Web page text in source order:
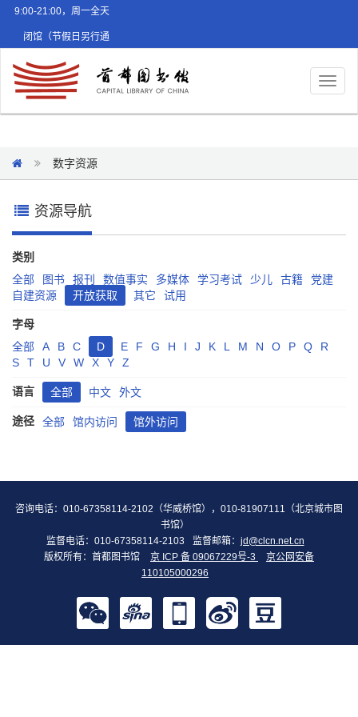
9:00-21:00，周一全天
闭馆（节假日另行通
数字资源
资源导航
类别
全部
图书 报刊 数值事实 多媒体 学习考试 少儿 古籍
党建
自建资源
开放获取 其它 试用
字母
全部
A B C D E F G H I J K L M N O P Q
R
S
T U V W X Y Z
语言 全部 中文 外文
途径 全部 馆内访问 馆外访问
咨询电话：010-67358114-2102（华威桥馆），010-81907111（北京城市图
书馆）
监督电话：010-67358114-2103
监督邮箱： jd@clcn.net.cn
版权所有：首都图书馆
京 ICP 备 09067229号-3
京公网安备
110105000296